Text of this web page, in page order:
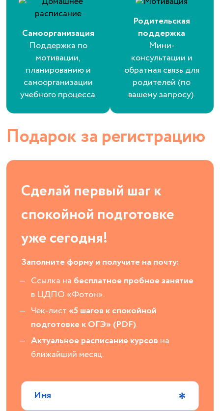
Самоорганизация
Поддержка по
мотивации,
планированию и
самоорганизации
учебного процесса.
Родительская
поддержка
Мини-
консультации и
обратная связь для
родителей (по
вашему запросу).
Подарок за регистрацию
Сделай первый шаг к
спокойной подготовке
уже сегодня!
Заполните форму и получите на почту:
Ссылка на бесплатное пробное занятие
в ЦДПО «Фотон».
Чек-лист «5 шагов к спокойной
подготовке к ОГЭ» (PDF).
Актуальное расписание курсов на
ближайший месяц.
Имя